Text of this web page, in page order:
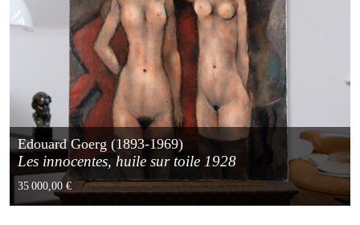
Edouard Goerg (1893-1969)
Les innocentes, huile sur toile 1928
35 000,00 €